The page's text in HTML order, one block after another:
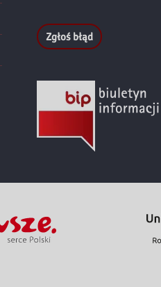
Zgłoś błąd